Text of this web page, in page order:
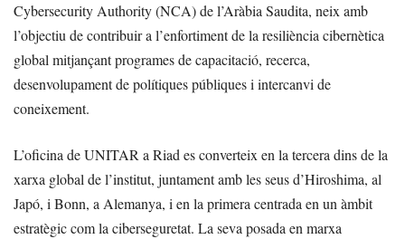
Cybersecurity Authority (NCA) de l’Aràbia Saudita, neix amb
l’objectiu de contribuir a l’enfortiment de la resiliència cibernètica
global mitjançant programes de capacitació, recerca,
desenvolupament de polítiques públiques i intercanvi de
coneixement.
L’oficina de UNITAR a Riad es converteix en la tercera dins de la
xarxa global de l’institut, juntament amb les seus d’Hiroshima, al
Japó, i Bonn, a Alemanya, i en la primera centrada en un àmbit
estratègic com la ciberseguretat. La seva posada en marxa